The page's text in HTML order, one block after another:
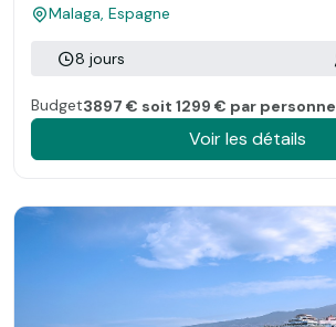
Malaga, Espagne
8 jours
Budget3897 € soit 1299 € par personne
Voir les détails